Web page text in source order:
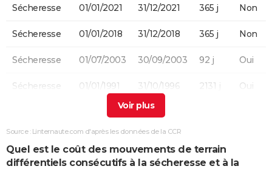
Sécheresse 01/01/2021 31/12/2021 365 j Non
Sécheresse 01/01/2018 31/12/2018 365 j Non
Sécheresse 01/07/2003 30/09/2003 92 j Oui
Sécheresse 01/01/1991 31/10/1996 2131 j Oui
01/05/1989 31/12/1990
Source : Linternaute.com d'après les données de la CCR
Quel est le coût des mouvements de terrain
différentiels consécutifs à la sécheresse et à la